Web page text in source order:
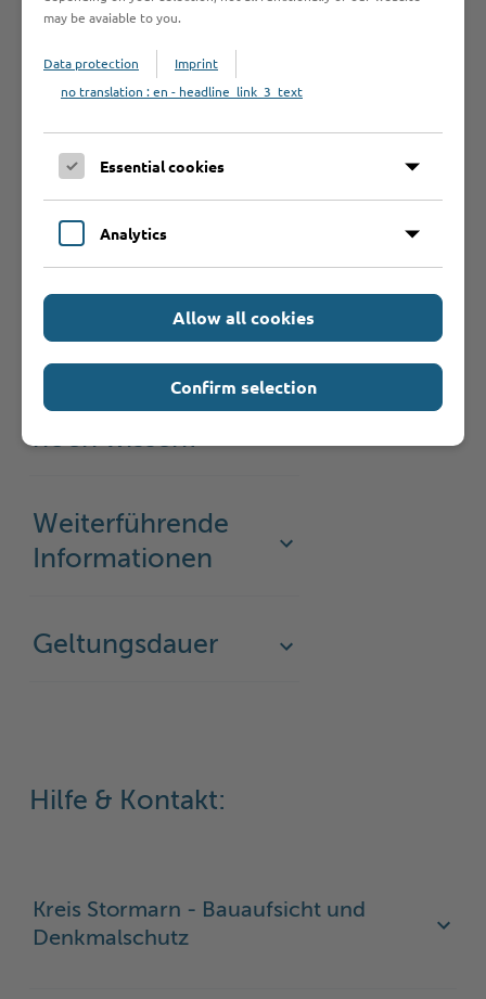
muss ich
beachten?
Bearbeitungsdauer
Rechtsgrundlage
Rechtsbehelf
Was sollte ich
noch wissen?
Weiterführende
Informationen
Geltungsdauer
Hilfe & Kontakt:
Kreis Stormarn - Bauaufsicht und
Denkmalschutz
may be avaiable to you.
Data protection
Imprint
no translation : en - headline_link_3_text
Essential cookies
Analytics
Allow all cookies
Confirm selection